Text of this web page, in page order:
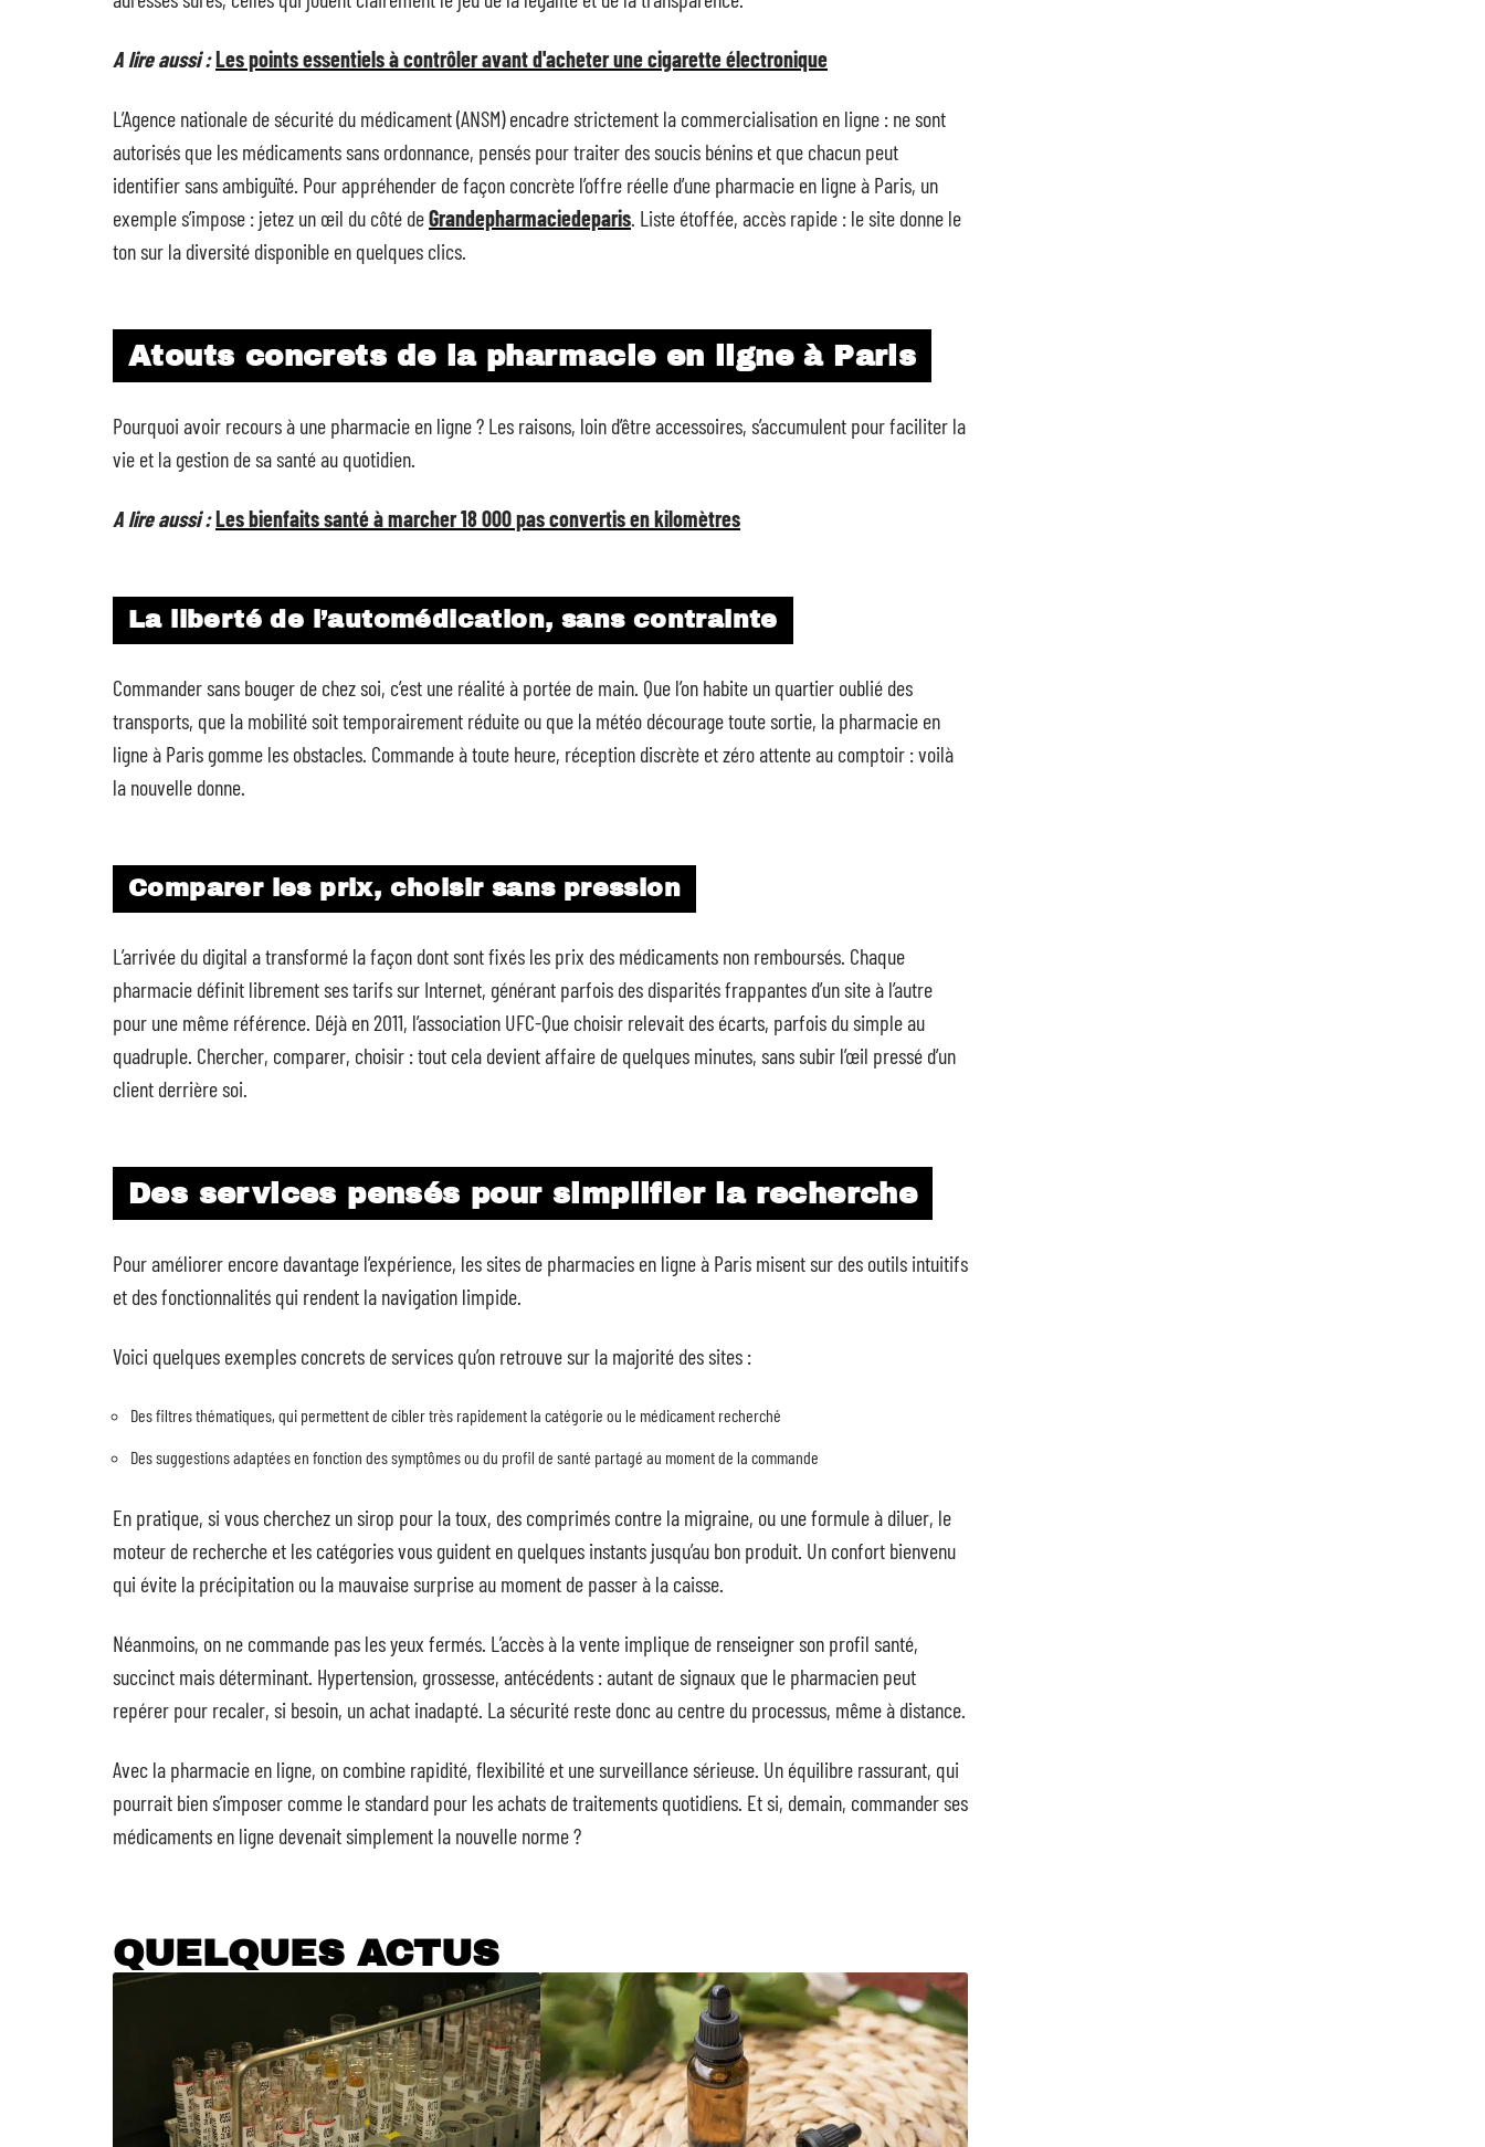
A lire aussi :Les points essentiels à contrôler avant d'acheter une cigarette électronique
L’Agence nationale de sécurité du médicament (ANSM) encadre strictement la commercialisation en ligne : ne sont
autorisés que les médicaments sans ordonnance, pensés pour traiter des soucis bénins et que chacun peut
identifier sans ambiguïté. Pour appréhender de façon concrète l’offre réelle d’une pharmacie en ligne à Paris, un
exemple s’impose : jetez un œil du côté deGrandepharmaciedeparis. Liste étoffée, accès rapide : le site donne le
ton sur la diversité disponible en quelques clics.
Atouts concrets de la pharmacie en ligne à Paris
Pourquoi avoir recours à une pharmacie en ligne ? Les raisons, loin d’être accessoires, s’accumulent pour faciliter la
vie et la gestion de sa santé au quotidien.
A lire aussi :Les bienfaits santé à marcher 18 000 pas convertis en kilomètres
La liberté de l’automédication, sans contrainte
Commander sans bouger de chez soi, c’est une réalité à portée de main. Que l’on habite un quartier oublié des
transports, que la mobilité soit temporairement réduite ou que la météo décourage toute sortie, la pharmacie en
ligne à Paris gomme les obstacles. Commande à toute heure, réception discrète et zéro attente au comptoir : voilà
la nouvelle donne.
Comparer les prix, choisir sans pression
L’arrivée du digital a transformé la façon dont sont fixés les prix des médicaments non remboursés. Chaque
pharmacie définit librement ses tarifs sur Internet, générant parfois des disparités frappantes d’un site à l’autre
pour une même référence. Déjà en 2011, l’association UFC-Que choisir relevait des écarts, parfois du simple au
quadruple. Chercher, comparer, choisir : tout cela devient affaire de quelques minutes, sans subir l’œil pressé d’un
client derrière soi.
Des services pensés pour simplifier la recherche
Pour améliorer encore davantage l’expérience, les sites de pharmacies en ligne à Paris misent sur des outils intuitifs
et des fonctionnalités qui rendent la navigation limpide.
Voici quelques exemples concrets de services qu’on retrouve sur la majorité des sites :
Des filtres thématiques, qui permettent de cibler très rapidement la catégorie ou le médicament recherché
Des suggestions adaptées en fonction des symptômes ou du profil de santé partagé au moment de la commande
En pratique, si vous cherchez un sirop pour la toux, des comprimés contre la migraine, ou une formule à diluer, le
moteur de recherche et les catégories vous guident en quelques instants jusqu’au bon produit. Un confort bienvenu
qui évite la précipitation ou la mauvaise surprise au moment de passer à la caisse.
Néanmoins, on ne commande pas les yeux fermés. L’accès à la vente implique de renseigner son profil santé,
succinct mais déterminant. Hypertension, grossesse, antécédents : autant de signaux que le pharmacien peut
repérer pour recaler, si besoin, un achat inadapté. La sécurité reste donc au centre du processus, même à distance.
Avec la pharmacie en ligne, on combine rapidité, flexibilité et une surveillance sérieuse. Un équilibre rassurant, qui
pourrait bien s’imposer comme le standard pour les achats de traitements quotidiens. Et si, demain, commander ses
médicaments en ligne devenait simplement la nouvelle norme ?
QUELQUES ACTUS